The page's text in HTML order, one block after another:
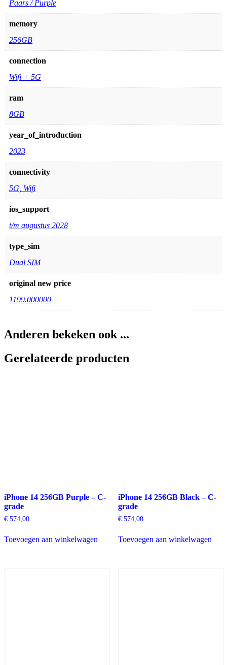
Paars / Purple
memory
256GB
connection
Wifi + 5G
ram
8GB
year_of_introduction
2023
connectivity
5G, Wifi
ios_support
t/m augustus 2028
type_sim
Dual SIM
original new price
1199.000000
Anderen bekeken ook ...
Gerelateerde producten
iPhone 14 256GB Purple – C-
grade
€ 574,00
Toevoegen aan winkelwagen
iPhone 14 256GB Black – C-
grade
€574,00
Toevoegen aan winkelwagen